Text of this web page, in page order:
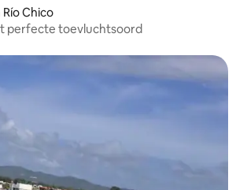
Chico
perfecte toevluchtsoord